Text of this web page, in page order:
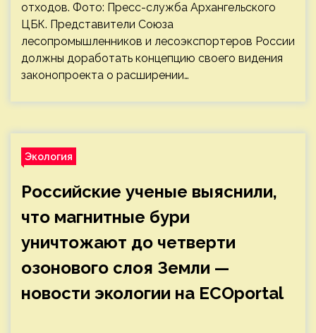
отходов. Фото: Пресс-служба Архангельского
ЦБК. Представители Союза
лесопромышленников и лесоэкспортеров России
должны доработать концепцию своего видения
законопроекта о расширении…
Экология
Российские ученые выяснили,
что магнитные бури
уничтожают до четверти
озонового слоя Земли —
новости экологии на ECOportal